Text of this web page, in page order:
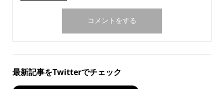
最新記事をTwitterでチェック